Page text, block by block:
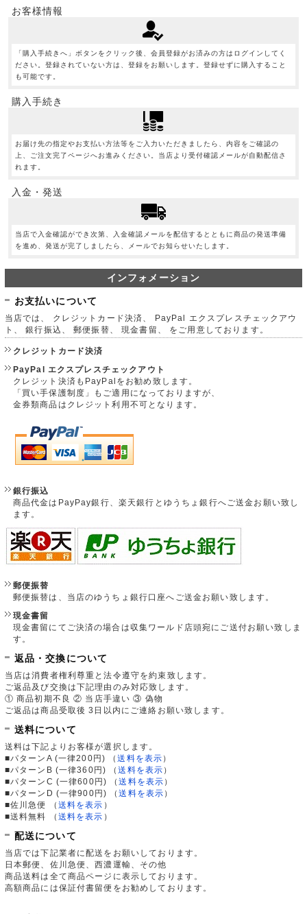
お客様情報
「購入手続きへ」ボタンをクリック後、会員登録がお済みの方はログインしてく
ださい。登録されていない方は、登録をお願いします。登録せずに購入すること
も可能です。
購入手続き
お届け先の指定やお支払い方法等をご入力いただきましたら、内容をご確認の
上、ご注文完了ページへお進みください。当店より受付確認メールが自動配信さ
れます。
入金・発送
当店で入金確認ができ次第、入金確認メールを配信するとともに商品の発送準備
を進め、発送が完了しましたら、メールでお知らせいたします。
インフォメーション
お支払いについて
当店では、 クレジットカード決済、 PayPal エクスプレスチェックアウ
ト、 銀行振込、 郵便振替、 現金書留、 をご用意しております。
クレジットカード決済
PayPal エクスプレスチェックアウト
クレジット決済もPayPalをお勧め致します。
「買い手保護制度」もご適用になっておりますが、
金券類商品はクレジット利用不可となります。
銀行振込
商品代金はPayPay銀行、楽天銀行とゆうちょ銀行へご送金お願い致し
ます。
郵便振替
郵便振替は、当店のゆうちょ銀行口座へご送金お願い致します。
現金書留
現金書留にてご決済の場合は収集ワールド店頭宛にご送付お願い致しま
す。
返品・交換について
当店は消費者権利尊重と法令遵守を約束致します。
ご返品及び交換は下記理由のみ対応致します。
① 商品初期不良 ② 当店手違い ③ 偽物
ご返品は商品受取後 3日以内にご連絡お願い致します。
送料について
送料は下記よりお客様が選択します。
■パターンA (一律200円)
（送料を表示 ）
■パターンB (一律360円)
（送料を表示 ）
■パターンC (一律600円)
（送料を表示 ）
■パターンD (一律900円)
（送料を表示 ）
■佐川急便
（ 送料を表示 ）
■送料無料
（ 送料を表示 ）
配送について
当店では下記業者に配送をお願いしております。
日本郵便、佐川急便、西濃運輸、その他
商品送料は全て商品ページに表示しております。
高額商品には保証付書留便をお勧めしております。